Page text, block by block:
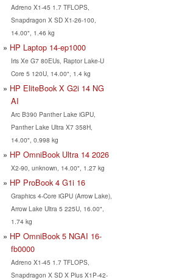
Adreno X1-45 1.7 TFLOPS,
Snapdragon X SD X1-26-100,
14.00", 1.46 kg
HP Laptop 14-ep1000
Iris Xe G7 80EUs, Raptor Lake-U
Core 5 120U, 14.00", 1.4 kg
HP EliteBook X G2i 14 NG
AI
Arc B390 Panther Lake iGPU,
Panther Lake Ultra X7 358H,
14.00", 0.998 kg
HP OmniBook Ultra 14 2026
X2-90, unknown, 14.00", 1.27 kg
HP ProBook 4 G1i 16
Graphics 4-Core iGPU (Arrow Lake),
Arrow Lake Ultra 5 225U, 16.00",
1.74 kg
HP OmniBook 5 NGAI 16-
fb0000
Adreno X1-45 1.7 TFLOPS,
Snapdragon X SD X Plus X1P-42-